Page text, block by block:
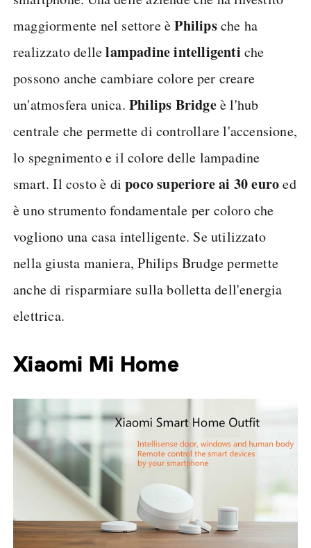
maggiormente nel settore èPhilipsche ha
realizzato dellelampadine intelligenti che
possono anche cambiare colore per creare
un'atmosfera unica. Philips Bridgeè l'hub
centrale che permette di controllare l'accensione,
lo spegnimento e il colore delle lampadine
smart. Il costo è dipoco superiore ai 30 euroed
è uno strumento fondamentale per coloro che
vogliono una casa intelligente. Se utilizzato
nella giusta maniera, Philips Brudge permette
anche di risparmiare sulla bolletta dell'energia
elettrica.
Xiaomi Mi Home